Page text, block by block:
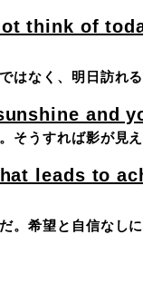
think of
はなく、明日訪れ
and
そうすれば影が見え
leads to
。希望と自信なしに